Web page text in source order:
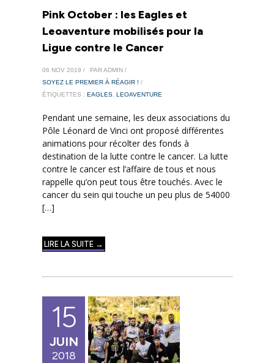
Pink October : les Eagles et
Leoaventure mobilisés pour la
Ligue contre le Cancer
06 NOV 2019 /
PAR ADMIN /
SOYEZ LE PREMIER À RÉAGIR ! /
ÉTIQUETTES : EAGLES LEOAVENTURE
Pendant une semaine, les deux associations du
Pôle Léonard de Vinci ont proposé différentes
animations pour récolter des fonds à
destination de la lutte contre le cancer. La lutte
contre le cancer est l’affaire de tous et nous
rappelle qu’on peut tous être touchés. Avec le
cancer du sein qui touche un peu plus de 54000
[…]
LIRE LA SUITE →
15
JUIN
2018